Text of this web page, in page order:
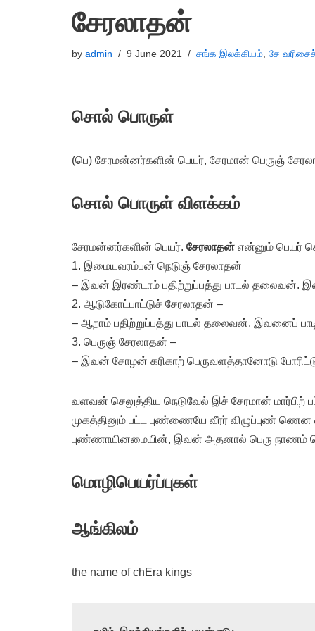
சேரலாதன்
by admin 9 June 2021 சங்க இலக்கியம் சே
சொல் பொருள்
(பெ) சேரமன்னர்களின் பெயர், சேரமான் பெருஞ்
சொல் பொருள் விளக்கம்
சேரமன்னர்களின் பெயர். சேரலாதன் என்னும் பெயர்
1. இமையவரம்பன் நெடுஞ் சேரலாதன்
– இவன் இரண்டாம் பதிற்றுப்பத்து பாடல் தலைவன்.
2. ஆடுகோட்பாட்டுச் சேரலாதன் –
– ஆறாம் பதிற்றுப்பத்து பாடல் தலைவன். இவனைப்
3. பெருஞ் சேரலாதன் –
– இவன் சோழன் கரிகாற் பெருவளத்தானோடு
வளவன் செலுத்திய நெடுவேல் இச் சேரமான் மார்பிற்
முகத்தினும் பட்ட புண்ணையே வீரர் விழுப்புண் ணென
புண்ணாயினமையின், இவன் அதனால் பெரு நாணம்
மொழிபெயர்ப்புகள்
ஆங்கிலம்
the name of chEra kings